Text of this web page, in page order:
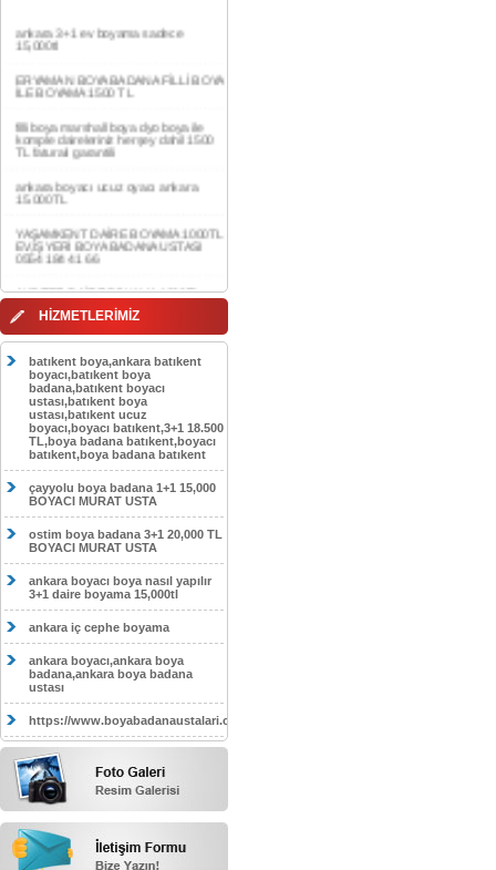
ERYAMAN BOYA BADANA FİLLİ BOYA
İLE BOYAMA 1500 TL
filli boya marshall boya dyo boya ile
komple daireleriniz herşey dahil 1500
ankara boyacı ucuz oyacı ankara
15.000TL
YAŞAMKENT DAİRE BOYAMA 1000TL
EV,İŞYERİ BOYA BADANA USTASI
AKDERE DAİRE BOYAMA 1000TL
EV,İŞYERİ BOYA BADANA USTASI
CEBECİ DAİRE BOYAMA 1000TL
0554 184 41 66
HASKÖY DAİRE BOYAMA 1000TL
EV,İŞYERİ BOYA BADANA USTASI
0554 184 41 66
GÖLBAŞI DAİRE BOYAMA 1000TL
EV,İŞYERİ BOYA BADANA USTASI
0554 184 41 66
SOKULLU DAİRE BOYAMA 1000TL
EV,İŞYERİ BOYA BADANA USTASI
0554 184 41 66
HİZMETLERİMİZ
batıkent boya,ankara batıkent
boyacı,batıkent boya
badana,batıkent boyacı
ustası,batıkent boya
ustası,batıkent ucuz
boyacı,boyacı batıkent,3+1 18.500
TL,boya badana batıkent,boyacı
batıkent,boya badana batıkent
çayyolu boya badana 1+1 15,000
BOYACI MURAT USTA
ostim boya badana 3+1 20,000 TL
BOYACI MURAT USTA
ankara boyacı boya nasıl yapılır
3+1 daire boyama 15,000tl
ankara iç cephe boyama
ankara boyacı,ankara boya
badana,ankara boya badana
ustası
https://www.boyabadanaustalari.com/